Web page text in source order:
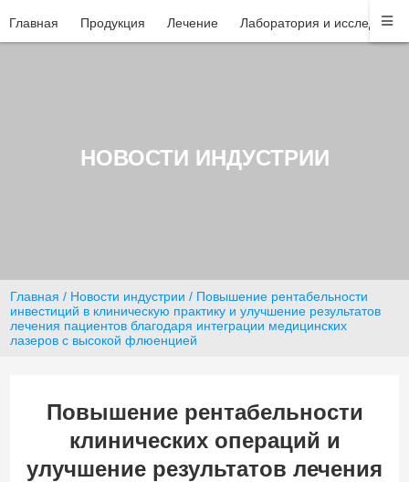
Главная Продукция Лечение Лаборатория и
НОВОСТИ ИНДУСТРИИ
Главная / Новости индустрии / Повышение рентабельности
инвестиций в клиническую практику и улучшение результатов
лечения пациентов благодаря интеграции медицинских
лазеров с высокой флюенцией
Повышение рентабельности
клинических операций и
улучшение результатов лечения